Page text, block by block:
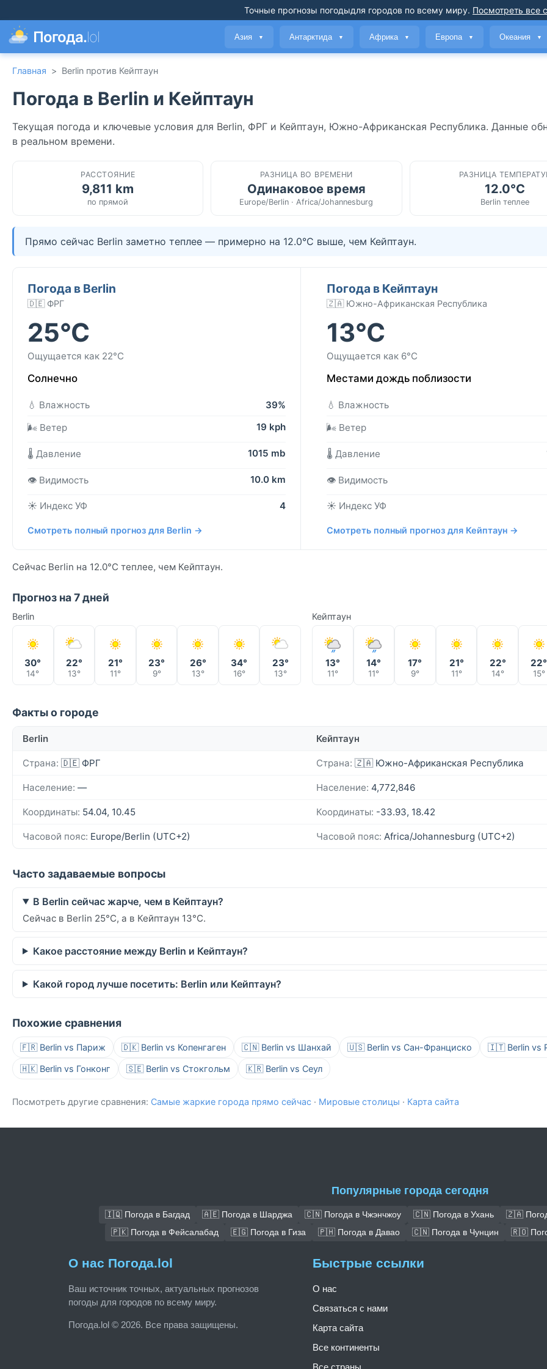
Точные прогнозы погодыдля городов по всему миру. Посмотреть все
Погода.lol Азия ▼ Антарктида ▼ Африка ▼ Европа ▼ Океания ▼
Главная > Berlin против Кейптаун
Погода в Berlin и Кейптаун
Текущая погода и ключевые условия для Berlin, ФРГ и Кейптаун, Южно-Африканская Республика. Данные
в реальном времени.
РАССТОЯНИЕ
9,811 km
по прямой
РАЗНИЦА ВО ВРЕМЕНИ
Одинаковое время
Europe/Berlin · Africa/Johannesburg
РАЗНИЦА
12.0°C
Berlin теплее
Прямо сейчас Berlin заметно теплее — примерно на 12.0°C выше, чем Кейптаун.
Погода в Berlin
🇩🇪 ФРГ
25°C
Ощущается как 22°C
Солнечно
💧 Влажность
39%
🌬️ Ветер
19 kph
🌡️ Давление 1015 mb
👁️ Видимость 10.0 km
☀️ Индекс УФ 4
Смотреть полный прогноз для Berlin →
Погода в Кейптаун
🇿🇦 Южно-Африканская Республика
13°C
Ощущается как 6°C
Местами дождь поблизости
💧 Влажность
🌬️ Ветер
🌡️ Давление
👁️ Видимость
☀️ Индекс УФ
Смотреть полный прогноз для Кейптаун →
Сейчас Berlin на 12.0°C теплее, чем Кейптаун.
Прогноз на 7 дней
Berlin
30°
14°
22°
13°
21°
11°
23°
9°
26°
13°
34°
16°
23°
13°
Кейптаун
13°
11°
14°
11°
17°
9°
21°
11°
22°
14°
22°
15°
Факты о городе
Berlin Кейптаун
Страна: 🇩🇪 ФРГ Страна: 🇿🇦 Южно-Африканская Республика
Население: — Население: 4,772,846
Координаты: 54.04, 10.45 Координаты: -33.93, 18.42
Часовой пояс: Europe/Berlin (UTC+2) Часовой пояс: Africa/Johannesburg (UTC+2)
Часто задаваемые вопросы
В Berlin сейчас жарче, чем в Кейптаун?
Сейчас в Berlin 25°C, а в Кейптаун 13°C.
Какое расстояние между Berlin и Кейптаун?
Какой город лучше посетить: Berlin или Кейптаун?
Похожие сравнения
🇫🇷 Berlin vs Париж 🇩🇰 Berlin vs Копенгаген 🇨🇳 Berlin vs Шанхай 🇺🇸 Berlin vs Сан-Франциско 🇮🇹 Berlin vs
🇭🇰 Berlin vs Гонконг 🇸🇪 Berlin vs Стокгольм 🇰🇷 Berlin vs Сеул
Посмотреть другие сравнения: Самые жаркие города прямо сейчас · Мировые столицы · Карта сайта
Популярные города сегодня
🇮🇶 Погода в Багдад 🇦🇪 Погода в Шарджа 🇨🇳 Погода в Чжэнчжоу 🇨🇳 Погода в Ухань
🇿🇦
🇵🇰 Погода в Фейсалабад
🇪🇬 Погода в Гиза 🇵🇭 Погода в Давао 🇨🇳 Погода в Чунцин 🇷🇴
О нас Погода.lol
Ваш источник точных, актуальных прогнозов
погоды для городов по всему миру.
Погода.lol © 2026. Все права защищены.
Быстрые ссылки
О нас
Связаться с нами
Карта сайта
Все континенты